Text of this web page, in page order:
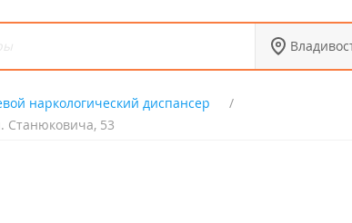
наркологический диспансер
Станюковича, 53